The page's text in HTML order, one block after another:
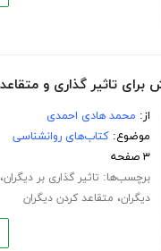
از: محمد هادی احمدی
موضوع:کتاب‌های روانشناسی
۳ صفحه
برچسب‌ها: تاثیر گذاری بر دیگران،
دیگران، متقاعد کردن دیگران